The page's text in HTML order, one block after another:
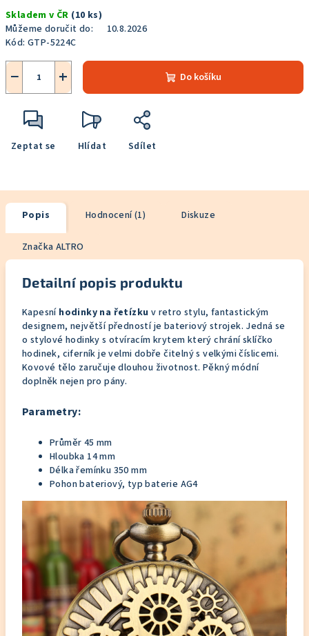
cena:
Skladem v ČR (10 ks)
Můžeme doručit do:
10.8.2026
Kód: GTP-5224C
+
− Do košíku
Zeptat se Hlídat Sdílet
Popis Hodnocení (1) Diskuze
Značka ALTRO
Detailní popis produktu
Kapesní hodinky na řetízku v retro stylu, fantastickým
designem, největší předností je bateriový strojek. Jedná se
o stylové hodinky s otvíracím krytem který chrání sklíčko
hodinek, ciferník je velmi dobře čitelný s velkými číslicemi.
Kovové tělo zaručuje dlouhou životnost. Pěkný módní
doplněk nejen pro pány.
Parametry:
Průměr 45 mm
Hloubka 14 mm
Délka řemínku 350 mm
Pohon bateriový, typ baterie AG4